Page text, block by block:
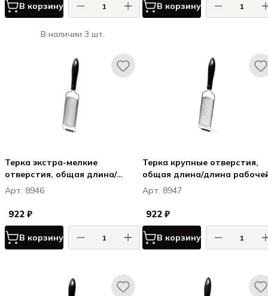
В корзину
В наличии 3 шт.
В корзину
Терка экстра-мелкие
отверстия, общая длина/
длина рабочей части L 32/13,5
см, нерж.сталь/пластик
Арт. 8946
922 ₽
В корзину
Терка крупные отверстия,
общая длина/длина
части L 32/13,5 см,
нерж.сталь/пластик
Арт. 8947
922 ₽
В корзину